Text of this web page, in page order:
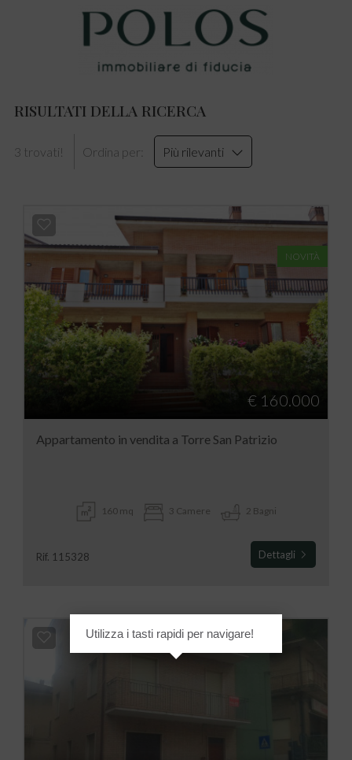
RISULTATI DELLA RICERCA
3 trovati! Ordina per: Più rilevanti
NOVITÀ
€ 160.000
Appartamento in vendita a Torre San Patrizio
160 mq 3 Camere 2 Bagni
Rif. 115328 Dettagli
Utilizza i tasti rapidi per navigare!